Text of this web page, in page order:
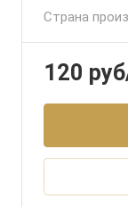
Страна
120 руб